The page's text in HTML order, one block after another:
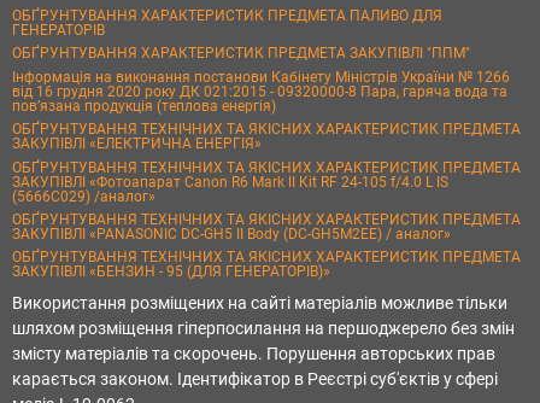
ОБҐРУНТУВАННЯ ХАРАКТЕРИСТИК ПРЕДМЕТА ПАЛИВО ДЛЯ
ГЕНЕРАТОРІВ
ОБҐРУНТУВАННЯ ХАРАКТЕРИСТИК ПРЕДМЕТА ЗАКУПІВЛІ "ППМ"
Інформація на виконання постанови Кабінету Міністрів України № 1266
від 16 грудня 2020 року ДК 021:2015 - 09320000-8 Пара, гаряча вода та
пов’язана продукція (теплова енергія)
ОБҐРУНТУВАННЯ ТЕХНІЧНИХ ТА ЯКІСНИХ ХАРАКТЕРИСТИК ПРЕДМЕТА
ЗАКУПІВЛІ «ЕЛЕКТРИЧНА ЕНЕРГІЯ»
ОБҐРУНТУВАННЯ ТЕХНІЧНИХ ТА ЯКІСНИХ ХАРАКТЕРИСТИК ПРЕДМЕТА
ЗАКУПІВЛІ «Фотоапарат Canon R6 Mark II Kit RF 24-105 f/4.0 L IS
(5666C029) /аналог»
ОБҐРУНТУВАННЯ ТЕХНІЧНИХ ТА ЯКІСНИХ ХАРАКТЕРИСТИК ПРЕДМЕТА
ЗАКУПІВЛІ «PANASONIC DC-GH5 II Body (DC-GH5M2EE) / аналог»
ОБҐРУНТУВАННЯ ТЕХНІЧНИХ ТА ЯКІСНИХ ХАРАКТЕРИСТИК ПРЕДМЕТА
ЗАКУПІВЛІ «БЕНЗИН - 95 (ДЛЯ ГЕНЕРАТОРІВ)»
Використання розміщених на сайті матеріалів можливе тільки
шляхом розміщення гіперпосилання на першоджерело без змін
змісту матеріалів та скорочень. Порушення авторських прав
карається законом. Ідентифікатор в Реєстрі суб'єктів у сфері